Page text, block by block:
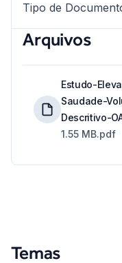
Tipo de
Arquivos
Estudo-
Saudade-
Descritivo-
1.55 MB.pdf
Temas